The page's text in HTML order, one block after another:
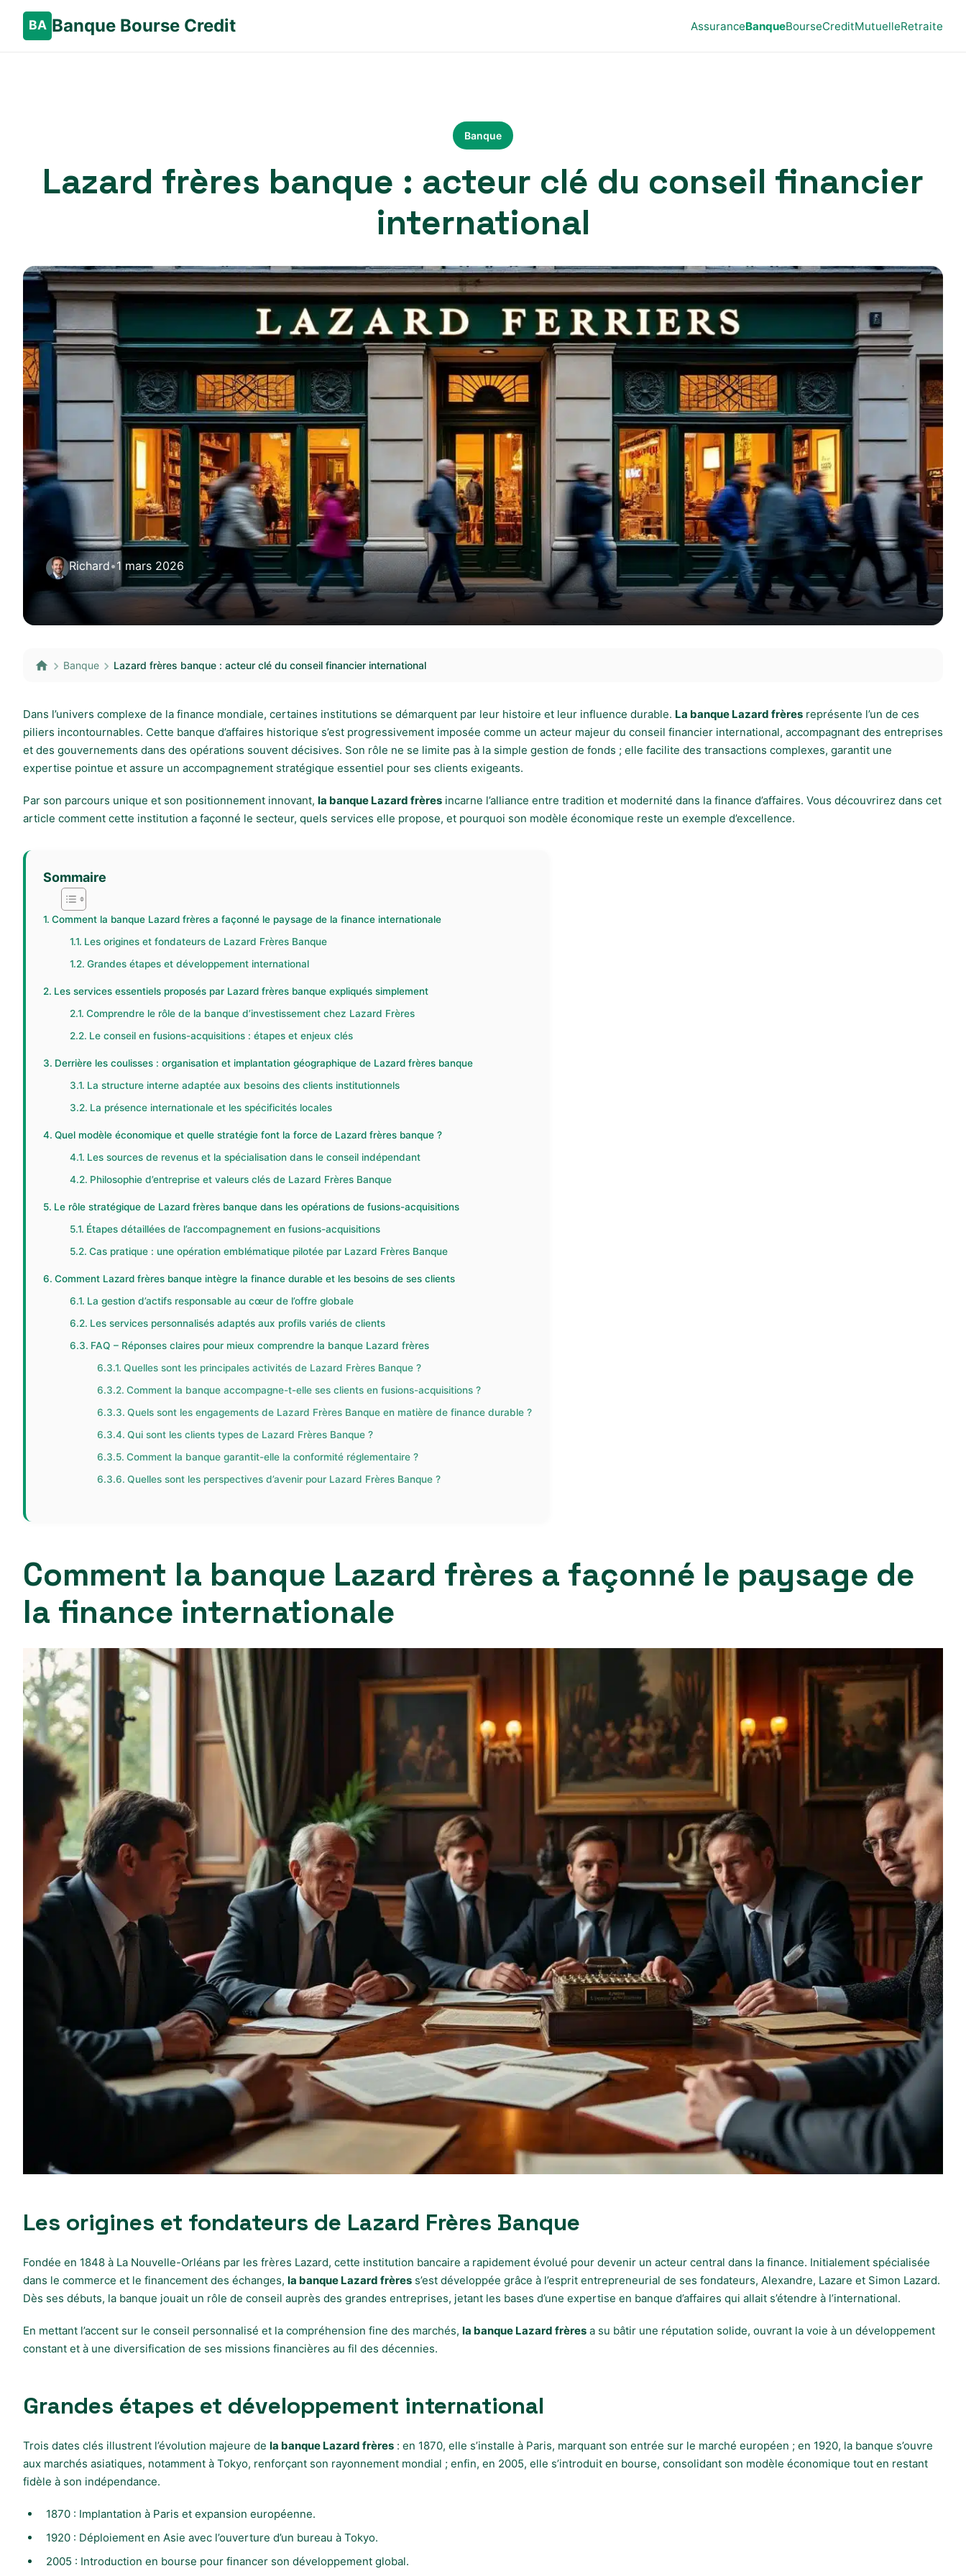
Banque Bourse Credit AssuranceBanqueBourseCreditMutuelleRetraite
Banque
Lazard frères banque : acteur clé du conseil financier
international
Richard•1 mars 2026
Banque Lazard frères banque : acteur clé du conseil financier international
Dans l’univers complexe de la finance mondiale, certaines institutions se démarquent par leur histoire et leur influence durable. La banque Lazard frères représente l’un de ces
piliers incontournables. Cette banque d’affaires historique s’est progressivement imposée comme un acteur majeur du conseil financier international, accompagnant des entreprises
et des gouvernements dans des opérations souvent décisives. Son rôle ne se limite pas à la simple gestion de fonds ; elle facilite des transactions complexes, garantit une
expertise pointue et assure un accompagnement stratégique essentiel pour ses clients exigeants.
Par son parcours unique et son positionnement innovant, la banque Lazard frères incarne l’alliance entre tradition et modernité dans la finance d’affaires. Vous découvrirez dans cet
article comment cette institution a façonné le secteur, quels services elle propose, et pourquoi son modèle économique reste un exemple d’excellence.
Sommaire
Comment la banque Lazard frères a façonné le paysage de la finance internationale
Les origines et fondateurs de Lazard Frères Banque
Grandes étapes et développement international
Les services essentiels proposés par Lazard frères banque expliqués simplement
Comprendre le rôle de la banque d’investissement chez Lazard Frères
Le conseil en fusions-acquisitions : étapes et enjeux clés
Derrière les coulisses : organisation et implantation géographique de Lazard frères banque
La structure interne adaptée aux besoins des clients institutionnels
La présence internationale et les spécificités locales
Quel modèle économique et quelle stratégie font la force de Lazard frères banque ?
Les sources de revenus et la spécialisation dans le conseil indépendant
Philosophie d’entreprise et valeurs clés de Lazard Frères Banque
Le rôle stratégique de Lazard frères banque dans les opérations de fusions-acquisitions
Étapes détaillées de l’accompagnement en fusions-acquisitions
Cas pratique : une opération emblématique pilotée par Lazard Frères Banque
Comment Lazard frères banque intègre la finance durable et les besoins de ses clients
La gestion d’actifs responsable au cœur de l’offre globale
Les services personnalisés adaptés aux profils variés de clients
FAQ – Réponses claires pour mieux comprendre la banque Lazard frères
Quelles sont les principales activités de Lazard Frères Banque ?
Comment la banque accompagne-t-elle ses clients en fusions-acquisitions ?
Quels sont les engagements de Lazard Frères Banque en matière de finance durable ?
Qui sont les clients types de Lazard Frères Banque ?
Comment la banque garantit-elle la conformité réglementaire ?
Quelles sont les perspectives d’avenir pour Lazard Frères Banque ?
Comment la banque Lazard frères a façonné le paysage de
la finance internationale
Les origines et fondateurs de Lazard Frères Banque
Fondée en 1848 à La Nouvelle-Orléans par les frères Lazard, cette institution bancaire a rapidement évolué pour devenir un acteur central dans la finance. Initialement spécialisée
dans le commerce et le financement des échanges, la banque Lazard frères s’est développée grâce à l’esprit entrepreneurial de ses fondateurs, Alexandre, Lazare et Simon Lazard.
Dès ses débuts, la banque jouait un rôle de conseil auprès des grandes entreprises, jetant les bases d’une expertise en banque d’affaires qui allait s’étendre à l’international.
En mettant l’accent sur le conseil personnalisé et la compréhension fine des marchés, la banque Lazard frères a su bâtir une réputation solide, ouvrant la voie à un développement
constant et à une diversification de ses missions financières au fil des décennies.
Grandes étapes et développement international
Trois dates clés illustrent l’évolution majeure de la banque Lazard frères : en 1870, elle s’installe à Paris, marquant son entrée sur le marché européen ; en 1920, la banque s’ouvre
aux marchés asiatiques, notamment à Tokyo, renforçant son rayonnement mondial ; enfin, en 2005, elle s’introduit en bourse, consolidant son modèle économique tout en restant
fidèle à son indépendance.
1870 : Implantation à Paris et expansion européenne.
1920 : Déploiement en Asie avec l’ouverture d’un bureau à Tokyo.
2005 : Introduction en bourse pour financer son développement global.